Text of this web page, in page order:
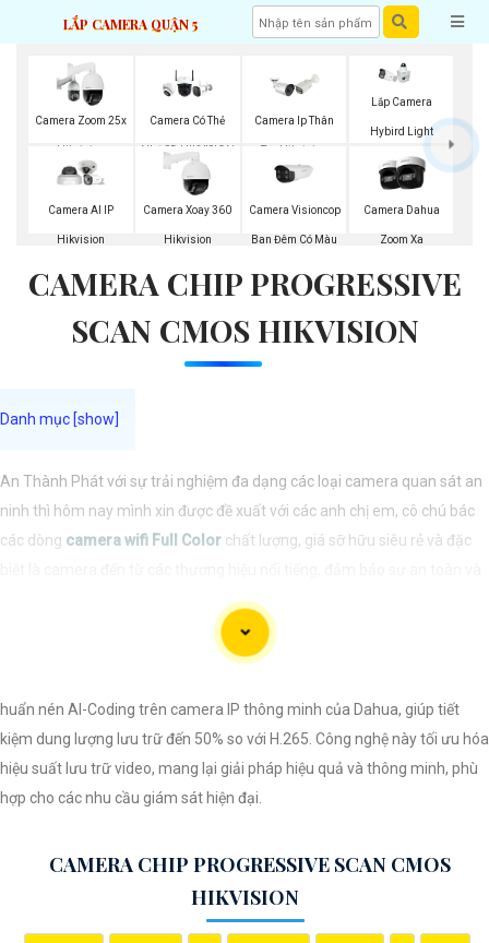
LẮP CAMERA QUẬN 5
Camera Zoom 25x
Hikvision
Camera Có Thẻ
Nhớ SD HIKVISION
Camera Ip Thân
Trụ Hikvision
Lắp Camera
Hybird Light
Camera AI IP
Hikvision
Camera Xoay 360
Hikvision
Camera Visioncop
Ban Đêm Có Màu
Camera Dahua
Zoom Xa
CAMERA CHIP PROGRESSIVE
SCAN CMOS HIKVISION
An Thành Phát với sự trải nghiệm đa dạng các loại camera quan sát an
ninh thì hôm nay mình xin được đề xuất với các anh chị em, cô chú bác
các dòng camera wifi Full Color chất lượng, giá sỡ hữu siêu rẻ và đặc
huẩn nén AI-Coding trên camera IP thông minh của Dahua, giúp tiết
kiệm dung lượng lưu trữ đến 50% so với H.265. Công nghệ này tối ưu hóa
hiệu suất lưu trữ video, mang lại giải pháp hiệu quả và thông minh, phù
hợp cho các nhu cầu giám sát hiện đại.
CAMERA CHIP PROGRESSIVE SCAN CMOS
HIKVISION